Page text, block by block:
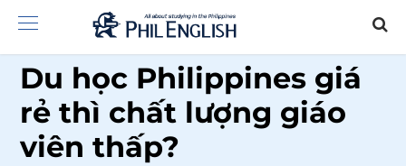
Du học Philippines giá
rẻ thì chất lượng giáo
viên thấp?